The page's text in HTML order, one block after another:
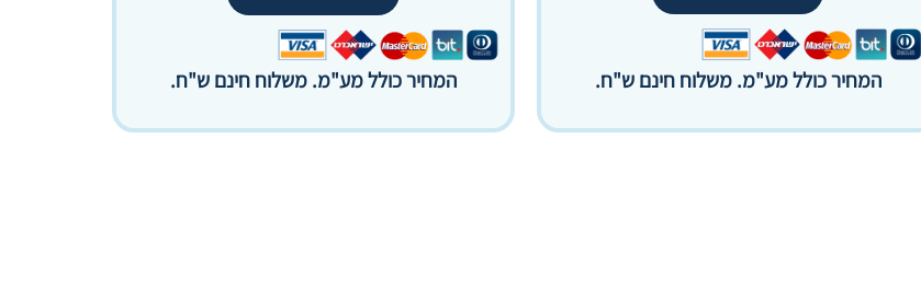
המחיר כולל מע"מ. משלוח חינם ש"ח. המחיר כולל מע"מ. משלוח חינם ש"ח.